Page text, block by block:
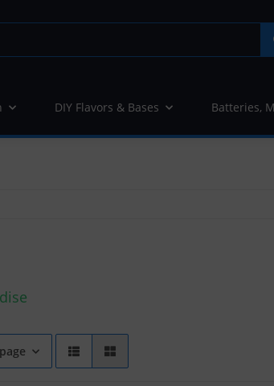
DIY Flavors & Bases Batteries,